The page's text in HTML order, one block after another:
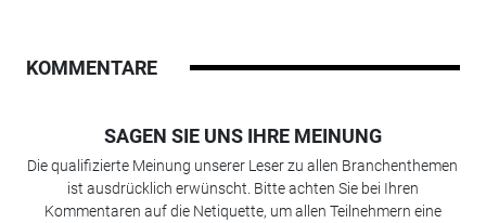
KOMMENTARE
SAGEN SIE UNS IHRE MEINUNG
Die qualifizierte Meinung unserer Leser zu allen Branchenthemen
ist ausdrücklich erwünscht. Bitte achten Sie bei Ihren
Kommentaren auf die Netiquette, um allen Teilnehmern eine